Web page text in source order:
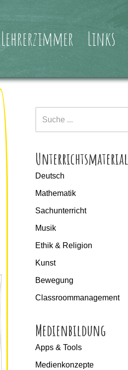
Lehrerzimmer Links
Unterrichtsmaterial
Deutsch
Mathematik
Sachunterricht
Musik
Ethik & Religion
Kunst
Bewegung
Classroommanagement
Medienbildung
Apps & Tools
Medienkonzepte